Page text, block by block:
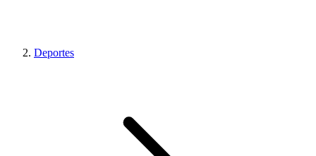
Deportes